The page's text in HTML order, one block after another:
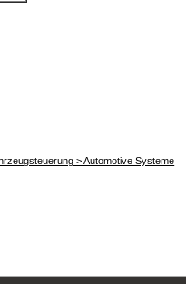
> Automotive Systeme